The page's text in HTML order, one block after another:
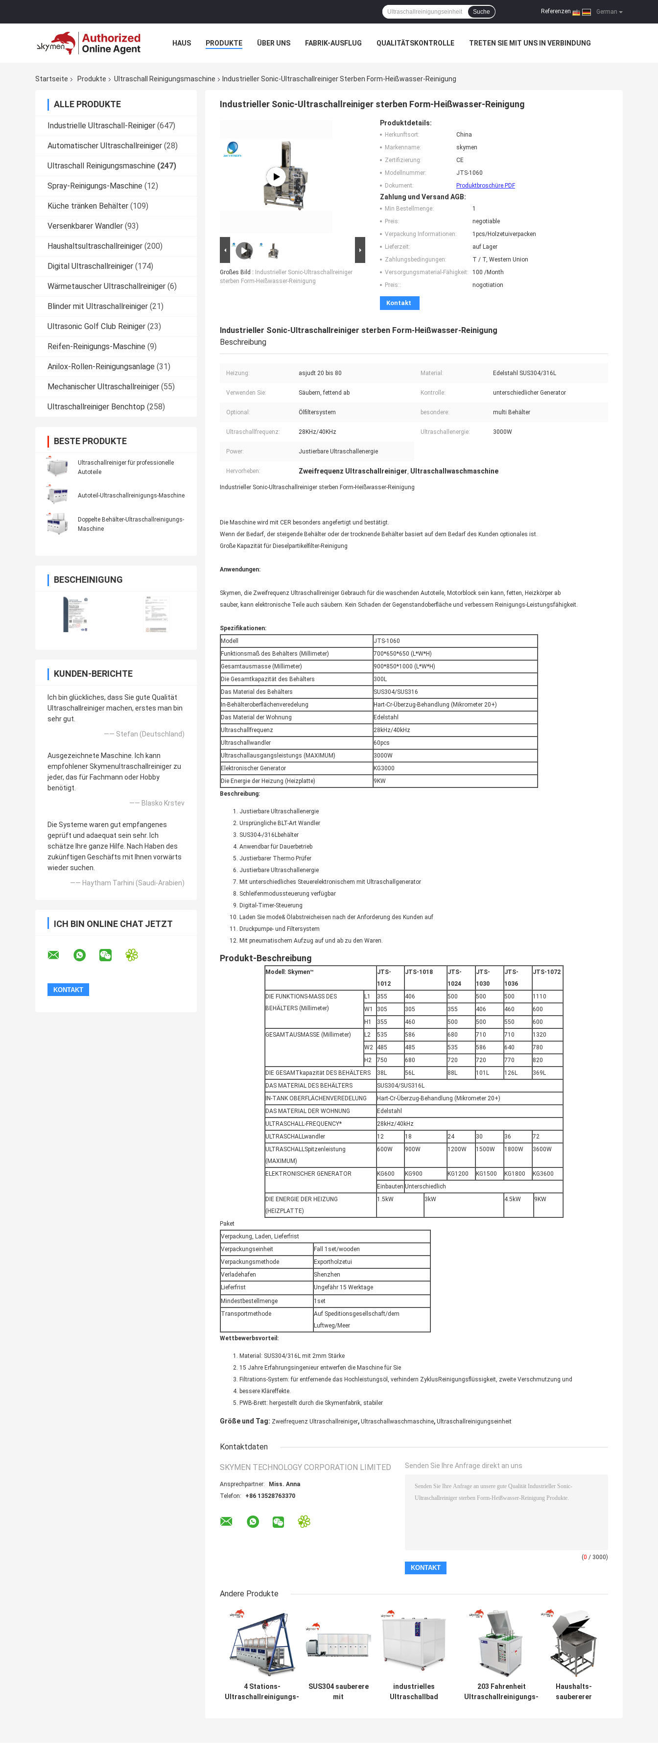
German
Referenzen |
Suche
HAUS PRODUKTE ÜBER UNS FABRIK-AUSFLUG QUALITÄTSKONTROLLE TRETEN SIE MIT UNS IN VERBINDUNG
Startseite
Produkte Ultraschall Reinigungsmaschine Industrieller Sonic-Ultraschallreiniger Sterben Form-Heißwasser-Reinigung
ALLE PRODUKTE
Industrielle Ultraschall-Reiniger (647)
Automatischer Ultraschallreiniger (28)
Ultraschall Reinigungsmaschine (247)
Spray-Reinigungs-Maschine (12)
Küche tränken Behälter (109)
Versenkbarer Wandler (93)
Haushaltsultraschallreiniger (200)
Digital Ultraschallreiniger (174)
Wärmetauscher Ultraschallreiniger (6)
Blinder mit Ultraschallreiniger (21)
Ultrasonic Golf Club Reiniger (23)
Reifen-Reinigungs-Maschine (9)
Anilox-Rollen-Reinigungsanlage (31)
Mechanischer Ultraschallreiniger (55)
Ultraschallreiniger Benchtop (258)
BESTE PRODUKTE
Ultraschallreiniger für professionelle
Autoteile
Autoteil-Ultraschallreinigungs-Maschine
Doppelte Behälter-Ultraschallreinigungs-
Maschine
BESCHEINIGUNG
KUNDEN-BERICHTE
Ich bin glückliches, dass Sie gute Qualität
Ultraschallreiniger machen, erstes man bin
sehr gut.
—— Stefan (Deutschland)
Ausgezeichnete Maschine. Ich kann
empfohlener Skymenultraschallreiniger zu
jeder, das für Fachmann oder Hobby
benötigt.
—— Blasko Krstev
Die Systeme waren gut empfangenes
geprüft und adaequat sein sehr. Ich
schätze Ihre ganze Hilfe. Nach Haben des
zukünftigen Geschäfts mit Ihnen vorwärts
wieder suchen.
—— Haytham Tarhini (Saudi-Arabien)
ICH BIN ONLINE CHAT JETZT
Industrieller Sonic-Ultraschallreiniger sterben Form-Heißwasser-Reinigung
Großes Bild : Industrieller Sonic-Ultraschallreiniger
sterben Form-Heißwasser-Reinigung
Produktdetails:
Herkunftsort:
China
Markenname:
skymen
Zertifizierung:
CE
Modellnummer:
JTS-1060
Dokument:
Produktbroschüre PDF
Zahlung und Versand AGB:
Min Bestellmenge:
1
Preis:
negotiable
Verpackung Informationen:
1pcs/Holzetuiverpacken
Lieferzeit:
auf Lager
Zahlungsbedingungen:
T / T, Western Union
Versorgungsmaterial-Fähigkeit:
100 /Month
Preis::
nogotiation
Kontakt
Industrieller Sonic-Ultraschallreiniger sterben Form-Heißwasser-Reinigung
Beschreibung
Heizung: asjudt 20 bis 80 Material: Edelstahl SUS304/316L
Verwenden Sie: Säubern, fettend ab Kontrolle: unterschiedlicher Generator
Optional: Ölfiltersystem besondere: multi Behälter
Ultraschallfrequenz: 28KHz/40KHz Ultraschallenergie: 3000W
Power: Justierbare Ultraschallenergie
Hervorheben: Zweifrequenz Ultraschallreiniger, Ultraschallwaschmaschine
Industrieller Sonic-Ultraschallreiniger sterben Form-Heißwasser-Reinigung
Die Maschine wird mit CER besonders angefertigt und bestätigt.
Wenn der Bedarf, der steigende Behälter oder der trocknende Behälter basiert auf dem Bedarf des Kunden optionales ist.
Große Kapazität für Dieselpartikelfilter-Reinigung
Anwendungen:
Skymen, die Zweifrequenz Ultraschallreiniger Gebrauch für die waschenden Autoteile, Motorblock sein kann, fetten, Heizkörper ab
sauber, kann elektronische Teile auch säubern. Kein Schaden der Gegenstandoberfläche und verbessern Reinigungs-Leistungsfähigkeit.
Spezifikationen:
Modell
JTS-1060
Funktionsmaß des Behälters (Millimeter)
700*650*650 (L*W*H)
Gesamtausmasse (Millimeter)
900*850*1000 (L*W*H)
Die Gesamtkapazität des Behälters
300L
Das Material des Behälters
SUS304/SUS316
In-Behälteroberflächenveredelung
Hart-Cr-Überzug-Behandlung (Mikrometer 20+)
Das Material der Wohnung
Edelstahl
Ultraschallfrequenz
28kHz/40kHz
Ultraschallwandler
60pcs
Ultraschallausgangsleistungs (MAXIMUM)
3000W
Elektronischer Generator
KG3000
Die Energie der Heizung (Heizplatte)
9KW
Beschreibung:
Justierbare Ultraschallenergie
Ursprüngliche BLT-Art Wandler
SUS304-/316Lbehälter
Anwendbar für Dauerbetrieb
Justierbarer Thermo Prüfer
Justierbare Ultraschallenergie
Mit unterschiedliches Steuerelektronischem mit Ultraschallgenerator
Schleifenmodussteuerung verfügbar
Digital-Timer-Steuerung
Laden Sie mode& Ölabstreicheisen nach der Anforderung des Kunden auf
Druckpumpe- und Filtersystem
Mit pneumatischem Aufzug auf und ab zu den Waren.
Produkt-Beschreibung
Modell: Skymen™
JTS-
1012
JTS-1018
JTS-
1024
JTS-
1030
JTS-
1036
JTS-1072
DIE FUNKTIONS-MASS DES
BEHÄLTERS (Millimeter)
L1 355 406 500 500 500
1110
W1
305 305 355 406 460
600
H1
355 460 500 500 550
600
GESAMTAUSMASSE (Millimeter)
L2 535 586 680 710 710
1320
W2
485 485 535 586 640
780
H2
750 680 720 720 770
820
DIE GESAMTkapazität DES BEHÄLTERS
38L 56L 88L 101L 126L
369L
DAS MATERIAL DES BEHÄLTERS
SUS304/SUS316L
IN-TANK OBERFLÄCHENVEREDELUNG
Hart-Cr-Überzug-Behandlung (Mikrometer 20+)
DAS MATERIAL DER WOHNUNG
Edelstahl
ULTRASCHALL-FREQUENCY*
28kHz/40kHz
ULTRASCHALLwandler
12 18 24 30 36
72
ULTRASCHALLSpitzenleistung
(MAXIMUM)
600W 900W 1200W 1500W 1800W 3600W
ELEKTRONISCHER GENERATOR KG600 KG900 KG1200 KG1500 KG1800
KG3600
Einbauten Unterschiedlich
DIE ENERGIE DER HEIZUNG
(HEIZPLATTE)
1.5kW 3kW 4.5kW 9KW
Paket
Verpackung, Laden, Lieferfrist
Verpackungseinheit
Fall 1set/wooden
Verpackungsmethode
Exportholzetui
Verladehafen
Shenzhen
Lieferfrist
Ungefähr 15 Werktage
Mindestbestellmenge
1set
Transportmethode
Auf Speditionsgesellschaft/dem
Luftweg/Meer
Wettbewerbsvorteil:
Material: SUS304/316L mit 2mm Stärke
15 Jahre Erfahrungsingenieur entwerfen die Maschine für Sie
Filtrations-System: für entfernende das Hochleistungsöl, verhindern ZyklusReinigungsflüssigkeit, zweite Verschmutzung und
bessere Kläreffekte.
PWB-Brett: hergestellt durch die Skymenfabrik, stabiler
Größe und Tag: Zweifrequenz Ultraschallreiniger, Ultraschallwaschmaschine, Ultraschallreinigungseinheit
Kontaktdaten
SKYMEN TECHNOLOGY CORPORATION LIMITED
Ansprechpartner:
Miss. Anna
Telefon:
+86 13528763370
Senden Sie Ihre Anfrage direkt an uns
(0 / 3000)
Andere Produkte
4 Stations-
Ultraschallreinigungs-
SUS304 sauberere
mit
industrielles
Ultraschallbad
203 Fahrenheit
Ultraschallreinigungs-
Haushalts-
saubererer